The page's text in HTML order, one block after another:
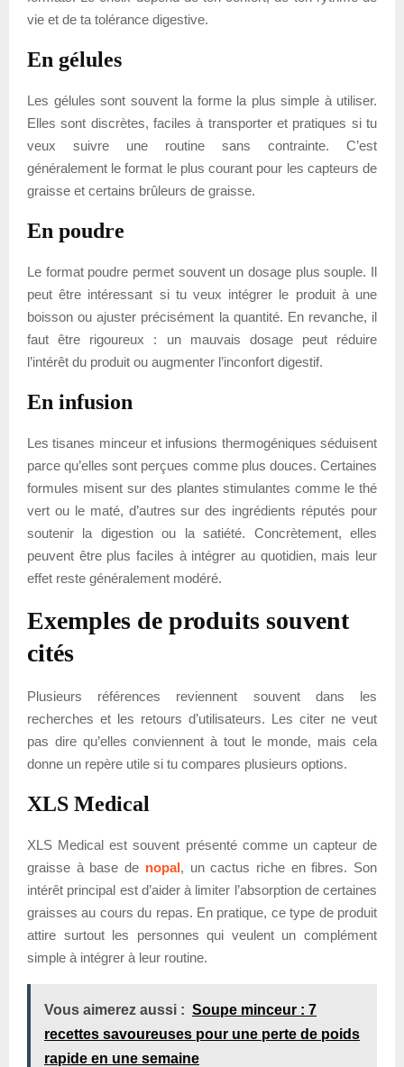
vie et de ta tolérance digestive.
En gélules
Les gélules sont souvent la forme la plus simple à utiliser.
Elles sont discrètes, faciles à transporter et pratiques si tu
veux suivre une routine sans contrainte. C’est
généralement le format le plus courant pour les capteurs de
graisse et certains brûleurs de graisse.
En poudre
Le format poudre permet souvent un dosage plus souple. Il
peut être intéressant si tu veux intégrer le produit à une
boisson ou ajuster précisément la quantité. En revanche, il
faut être rigoureux : un mauvais dosage peut réduire
l’intérêt du produit ou augmenter l’inconfort digestif.
En infusion
Les tisanes minceur et infusions thermogéniques séduisent
parce qu’elles sont perçues comme plus douces. Certaines
formules misent sur des plantes stimulantes comme le thé
vert ou le maté, d’autres sur des ingrédients réputés pour
soutenir la digestion ou la satiété. Concrètement, elles
peuvent être plus faciles à intégrer au quotidien, mais leur
effet reste généralement modéré.
Exemples de produits souvent
cités
Plusieurs références reviennent souvent dans les
recherches et les retours d’utilisateurs. Les citer ne veut
pas dire qu’elles conviennent à tout le monde, mais cela
donne un repère utile si tu compares plusieurs options.
XLS Medical
XLS Medical est souvent présenté comme un capteur de
graisse à base de nopal, un cactus riche en fibres. Son
intérêt principal est d’aider à limiter l’absorption de certaines
graisses au cours du repas. En pratique, ce type de produit
attire surtout les personnes qui veulent un complément
simple à intégrer à leur routine.
Vous aimerez aussi : Soupe minceur : 7
recettes savoureuses pour une perte de poids
rapide en une semaine